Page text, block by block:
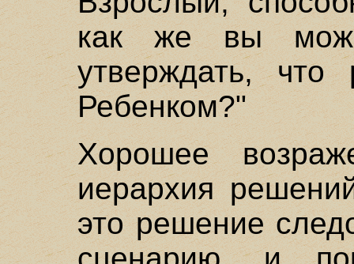
как же вы
утверждать,
Ребенком?"
Хорошее
иерархия
это решение